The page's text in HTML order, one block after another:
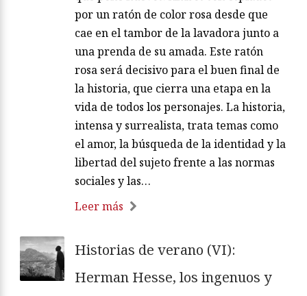
por un ratón de color rosa desde que
cae en el tambor de la lavadora junto a
una prenda de su amada. Este ratón
rosa será decisivo para el buen final de
la historia, que cierra una etapa en la
vida de todos los personajes. La historia,
intensa y surrealista, trata temas como
el amor, la búsqueda de la identidad y la
libertad del sujeto frente a las normas
sociales y las…
Leer más
Historias de verano (VI):
Herman Hesse, los ingenuos y